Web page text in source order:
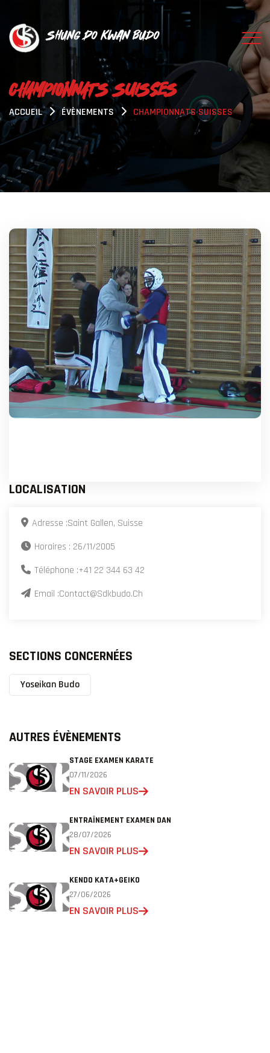
Shung Do Kwan Budo
CHAMPIONNATS SUISSES
ACCUEIL ÉVÈNEMENTS CHAMPIONNATS SUISSES
LOCALISATION
Adresse :Saint Gallen, Suisse
Horaires : 26/11/2005
Téléphone :+41 22 344 63 42
Email :Contact@sdkbudo.ch
SECTIONS CONCERNÉES
Yoseikan Budo
AUTRES ÉVÈNEMENTS
STAGE EXAMEN KARATE
07/11/2026
EN SAVOIR PLUS
ENTRAÎNEMENT EXAMEN DAN
28/07/2026
EN SAVOIR PLUS
KENDO KATA+GEIKO
27/06/2026
EN SAVOIR PLUS